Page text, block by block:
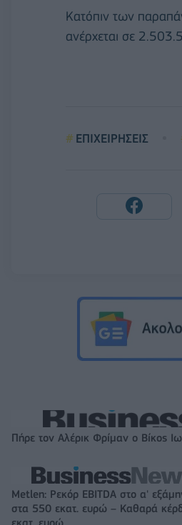
Κατόπιν των
ανέρχεται σε
ΕΠΙΧΕΙΡΗΣΕΙΣ
Πήρε τον Αλέρικ Φρίμαν ο Βίκος
Metlen: Ρεκόρ EBITDA στο α'
στα 550 εκατ. ευρώ – Καθαρά